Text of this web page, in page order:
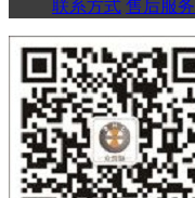
联系方式 售后服务